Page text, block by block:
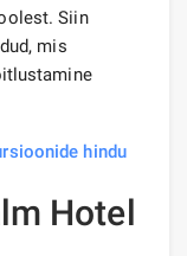
Siin
mis
hindu
Hotel